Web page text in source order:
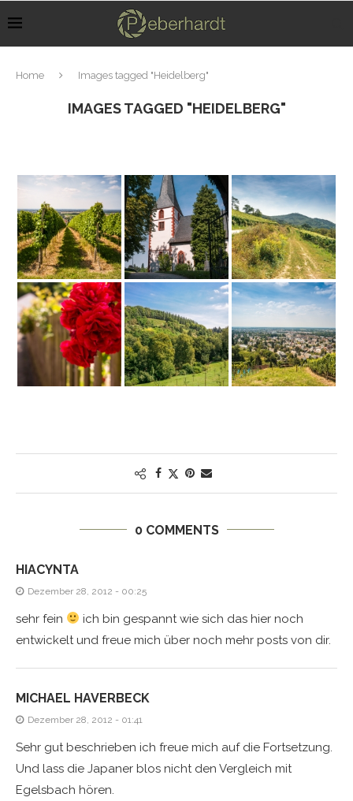
Home Images tagged "Heidelberg"
IMAGES TAGGED "HEIDELBERG"
0 COMMENTS
HIACYNTA
Dezember 28, 2012 - 00:25
sehr fein
ich bin gespannt wie sich das hier noch
entwickelt und freue mich über noch mehr posts von dir.
MICHAEL HAVERBECK
Dezember 28, 2012 - 01:41
Sehr gut beschrieben ich freue mich auf die Fortsetzung.
Und lass die Japaner blos nicht den Vergleich mit
Egelsbach hören.